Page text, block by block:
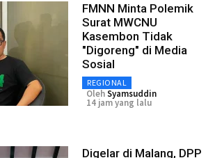
FMNN Minta Polemik
Surat MWCNU
Kasembon Tidak
"Digoreng" di Media
Sosial
REGIONAL
OlehSyamsuddin
14 jam yang lalu
Digelar di Malang, DPP